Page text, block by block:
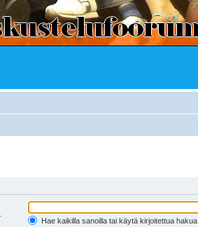
Hae kaikilla sanoilla tai käytä kirjoitettua hakua